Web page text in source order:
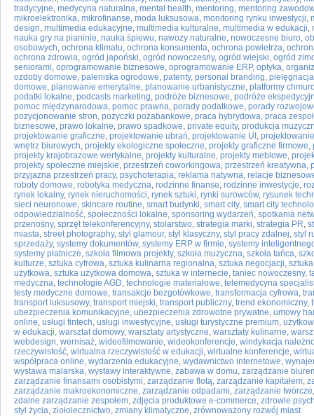
tradycyjne, medycyna naturalna, mental health, mentoring, mentoring
mikroelektronika, mikrofinanse, moda luksusowa, monitoring rynku inwestycji,
design, multimedia edukacyjne, multimedia kulturalne, multimedia w edukacji,
nauka gry na pianinie, nauka śpiewu, nawozy naturalne, nowoczesne biuro,
osobowych, ochrona klimatu, ochrona konsumenta, ochrona powietrza,
ochrona zdrowia, ogród japoński, ogród nowoczesny, ogród wiejski, ogród
seniorami, oprogramowanie biznesowe, oprogramowanie ERP, optyka,
ozdoby domowe, paleniska ogrodowe, patenty, personal branding,
domowe, planowanie emerytalne, planowanie urbanistyczne, platformy
podatki lokalne, podcasts marketing, podróże biznesowe, podróże
pomoc międzynarodowa, pomoc prawna, porady podatkowe, porady
pozycjonowanie stron, pożyczki pozabankowe, praca hybrydowa, praca
biznesowe, prawo lokalne, prawo spadkowe, private equity, produkcja
projektowanie graficzne, projektowanie ubrań, projektowanie UI ,
wnętrz biurowych, projekty ekologiczne społeczne, projekty graficzne firmowe,
projekty krajobrazowe wertykalne, projekty kulturalne, projekty meblowe,
projekty społeczne miejskie, przestrzeń coworkingowa, przestrzeń kreatywna,
przyjazna przestrzeń pracy, psychoterapia, reklama natywna, relacje
roboty domowe, robotyka medyczna, rodzinne finanse, rodzinne inwestycje,
rynek lokalny, rynek nieruchomości, rynek sztuki, rynki surowców, rysunek
sieci neuronowe, skincare routine, smart budynki, smart city, smart city
odpowiedzialność, społeczności lokalne, sponsoring wydarzeń, spotkania
przenośny, sprzęt telekonferencyjny, stolarstwo, strategia marki, strategia PR,
miasta, street photography, styl glamour, styl klasyczny, styl pracy zdalnej, styl
sprzedaży, systemy dokumentów, systemy ERP w firmie, systemy
systemy płatnicze, szkoła filmowa projekty, szkoła muzyczna, szkoła tańca,
kulturze, sztuka cyfrowa, sztuka kulinarna regionalna, sztuka negocjacji,
użytkowa, sztuka użytkowa domowa, sztuka w internecie, taniec nowoczesny,
medyczna, technologie AGD, technologie materiałowe, telemedycyna
testy medyczne domowe, transakcje bezgotówkowe, transformacja cyfrowa,
transport luksusowy, transport miejski, transport publiczny, trend ekonomiczny,
ubezpieczenia komunikacyjne, ubezpieczenia zdrowotne prywatne, umowy
online, usługi fintech, usługi inwestycyjne, usługi turystyczne premium,
w edukacji, warsztat domowy, warsztaty artystyczne, warsztaty kulinarne,
webdesign, wernisaż, wideofilmowanie, wideokonferencje, windykacja
rzeczywistość, wirtualna rzeczywistość w edukacji, wirtualne konferencje,
współpraca online, wydarzenia edukacyjne, wydawnictwo internetowe,
wystawa malarska, wystawy interaktywne, zabawa w domu, zarządzanie
zarządzanie finansami osobistymi, zarządzanie flotą, zarządzanie kapitałem,
zarządzanie makroekonomiczne, zarządzanie odpadami, zarządzanie twórcze
zdalne zarządzanie zespołem, zdjęcia produktowe e-commerce, zdrowie
styl życia, ziołolecznictwo, zmiany klimatyczne, zrównoważony rozwój miast